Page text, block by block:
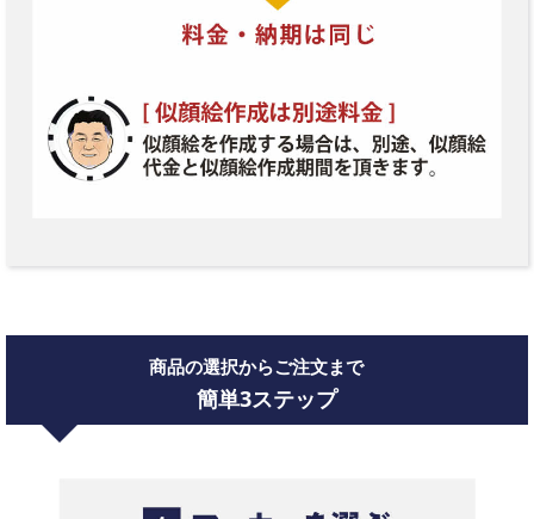
商品の選択からご注文まで
簡単3ステップ